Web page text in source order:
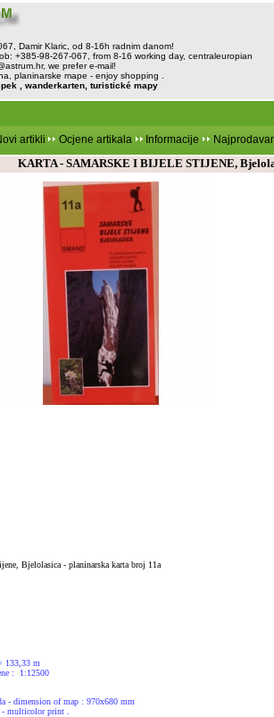
Damir Klaric, od 8-16h radnim danom!
+385-98-267-067, from 8-16 working day, centraleuropian
, we prefer e-mail!
planinarske mape - enjoy shopping .
, wanderkarten, turistické mapy
artikli Ocjene artikala Informacije
KARTA - SAMARSKE I BIJELE STIJENE,
Bjelolasica - planinarska karta broj 11a
133,33 m
: 1:12500
- dimension of map : 970x680 mm
multicolor print .